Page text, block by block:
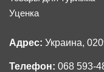
Уценка
Адрес: Украина,
Телефон: 068 593-